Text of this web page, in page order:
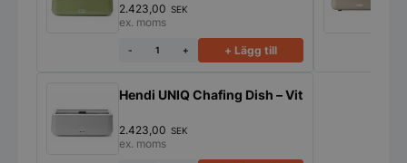
2.423,00 SEK
ex. moms
- + + Lägg till
Hendi UNIQ Chafing Dish – Vit
2.423,00 SEK
ex. moms